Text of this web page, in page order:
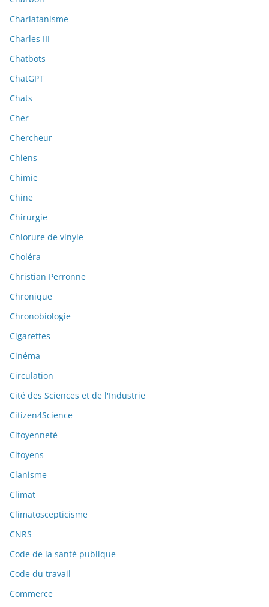
Charlatanisme
Charles III
Chatbots
ChatGPT
Chats
Cher
Chercheur
Chiens
Chimie
Chine
Chirurgie
Chlorure de vinyle
Choléra
Christian Perronne
Chronique
Chronobiologie
Cigarettes
Cinéma
Circulation
Cité des Sciences et de l'Industrie
Citizen4Science
Citoyenneté
Citoyens
Clanisme
Climat
Climatoscepticisme
CNRS
Code de la santé publique
Code du travail
Commerce